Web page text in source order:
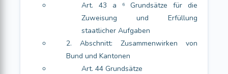
Art. 43 a ⁶ Grundsätze für die
Zuweisung und Erfüllung
staatlicher Aufgaben
2. Abschnitt: Zusammenwirken von
Bund und Kantonen
Art. 44 Grundsätze